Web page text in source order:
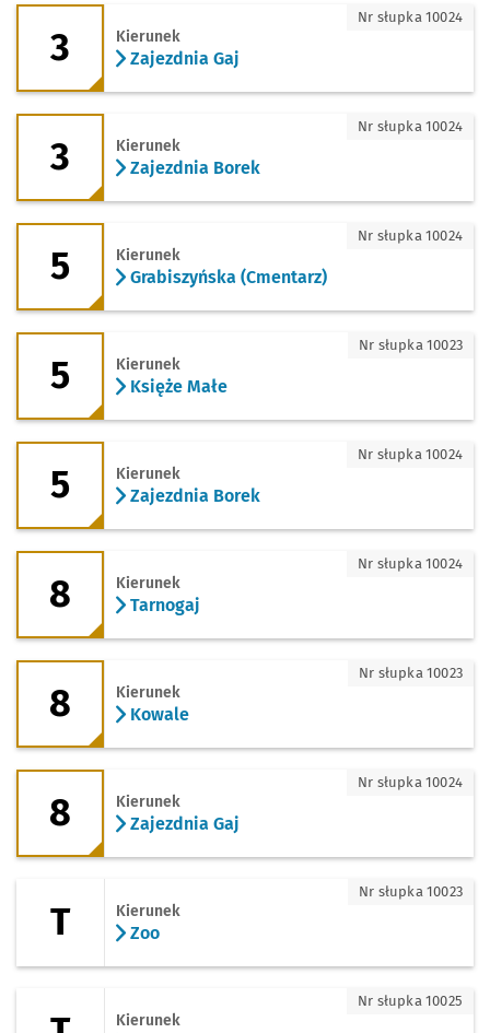
3 - kierunek Zajezdnia Gaj
3 Kierunek
Zajezdnia Gaj
Nr słupka 10024
3 - kierunek Zajezdnia Borek
3 Kierunek
Zajezdnia Borek
Nr słupka 10024
5 - kierunek Grabiszyńska (Cmentarz)
5 Kierunek
Grabiszyńska (Cmentarz)
Nr słupka 10024
5 - kierunek Księże Małe
5 Kierunek
Księże Małe
Nr słupka 10023
5 - kierunek Zajezdnia Borek
5 Kierunek
Zajezdnia Borek
Nr słupka 10024
8 - kierunek Tarnogaj
8 Kierunek
Tarnogaj
Nr słupka 10024
8 - kierunek Kowale
8 Kierunek
Kowale
Nr słupka 10023
8 - kierunek Zajezdnia Gaj
8 Kierunek
Zajezdnia Gaj
Nr słupka 10024
T Kierunek
Zoo
Nr słupka 10023
Kierunek
Nr słupka 10025